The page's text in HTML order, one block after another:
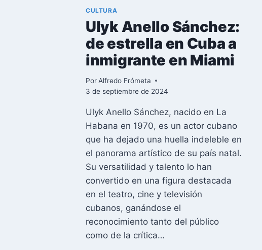
CULTURA
Ulyk Anello Sánchez:
de estrella en Cuba a
inmigrante en Miami
Por Alfredo Frómeta
3 de septiembre de 2024
Ulyk Anello Sánchez, nacido en La
Habana en 1970, es un actor cubano
que ha dejado una huella indeleble en
el panorama artístico de su país natal.
Su versatilidad y talento lo han
convertido en una figura destacada
en el teatro, cine y televisión
cubanos, ganándose el
reconocimiento tanto del público
como de la crítica…